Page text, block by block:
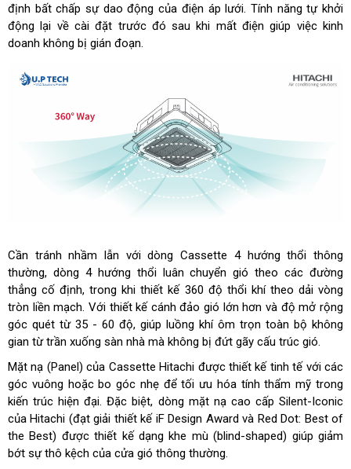
định bất chấp sự dao động của điện áp lưới. Tính năng tự khởi
động lại về cài đặt trước đó sau khi mất điện giúp việc kinh
doanh không bị gián đoạn.
Cần tránh nhầm lẫn với dòng Cassette 4 hướng thổi thông
thường, dòng 4 hướng thổi luân chuyển gió theo các đường
thẳng cố định, trong khi thiết kế 360 độ thổi khí theo dải vòng
tròn liền mạch. Với thiết kế cánh đảo gió lớn hơn và độ mở rộng
góc quét từ 35 - 60 độ, giúp luồng khí ôm trọn toàn bộ không
gian từ trần xuống sàn nhà mà không bị đứt gãy cấu trúc gió.
Mặt nạ (Panel) của Cassette Hitachi được thiết kế tinh tế với các
góc vuông hoặc bo góc nhẹ để tối ưu hóa tính thẩm mỹ trong
kiến trúc hiện đại. Đặc biệt, dòng mặt nạ cao cấp Silent-Iconic
của Hitachi (đạt giải thiết kế iF Design Award và Red Dot: Best of
the Best) được thiết kế dạng khe mù (blind-shaped) giúp giảm
bớt sự thô kệch của cửa gió thông thường.